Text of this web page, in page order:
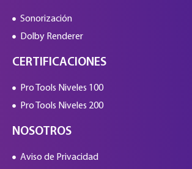
Sonorización
Dolby Renderer
CERTIFICACIONES
Pro Tools Niveles 100
Pro Tools Niveles 200
NOSOTROS
Aviso de Privacidad